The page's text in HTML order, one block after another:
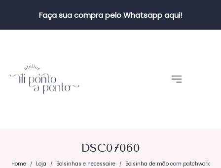
Faça sua compra pelo Whatsapp aqui!
DSC07060
Home / Loja / Bolsinhas e necessaire / Bolsinha de mão com patchwork